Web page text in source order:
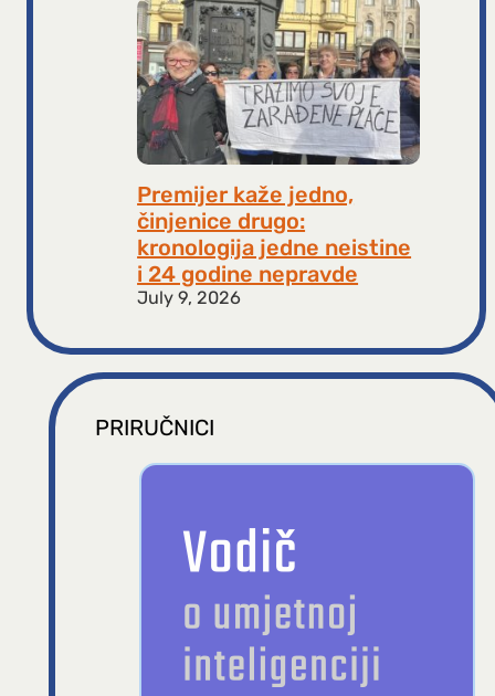
Premijer kaže jedno,
činjenice drugo:
kronologija jedne neistine
i 24 godine nepravde
July 9, 2026
PRIRUČNICI